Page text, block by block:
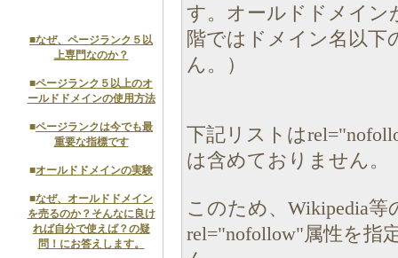
■なぜ、ページランク５以
上専門なのか？
■ページランク５以上のオ
ールドドメインの使用方法
■ページランクは今でも最
重要な指標です
■オールドドメインの実験
■なぜ、オールドドメイン
を売るのか？そんなに良け
れば自分で使えば？の疑
問！にお答えします。
す。オールドドメイン
階ではドメイン名以下
ん。）
下記リストは
は含めておりません。
このため、Wikipedia
rel="nofollow"属性を指